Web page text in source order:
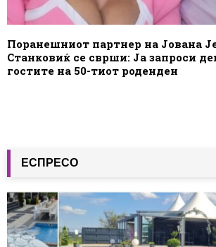
Поранешниот партнер на Јована
Станковиќ се сврши: Ја запроси
гостите на 50-тиот роденден
ЕСПРЕСО